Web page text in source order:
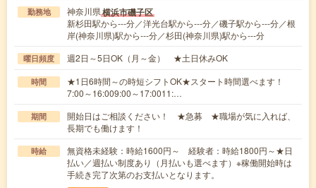
勤務地 神奈川県横浜市磯子区
新杉田駅から---分／洋光台駅から---分／磯子駅から---分／根
岸(神奈川県)駅から---分／杉田(神奈川県)駅から---分
曜日頻度 週2日～5日OK（月～金） ★土日休みOK
時間
★1日6時間～の時短シフトOK★スタート時間選べます！
7:00～16:009:00～17:0011:…
期間
開始日はご相談ください！ ★急募 ★職場が気に入れば、
長期でも働けます！
時給
無資格未経験：時給1600円～ 経験者：時給1800円～★日
払い／週払い制度あり（月払いも選べます）※稼働開始時は
手続き完了次第のお支払いとなります。